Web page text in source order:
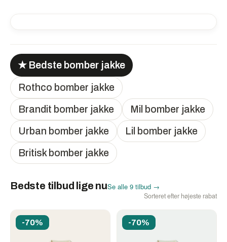
★ Bedste bomber jakke
Rothco bomber jakke
Brandit bomber jakke Mil bomber jakke
Urban bomber jakke Lil bomber jakke
Britisk bomber jakke
Bedste tilbud lige nuSe alle 9 tilbud →
Sorteret efter højeste rabat
-70% -70%